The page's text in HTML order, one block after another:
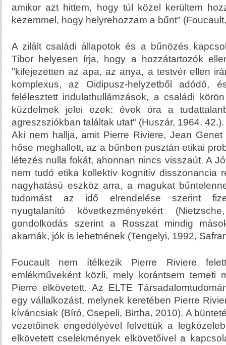
amikor azt hittem, hogy túl közel kerültem
kezemmel, hogy helyrehozzam a bűnt"
A zilált családi állapotok és a bűnözés
Tibor helyesen írja, hogy a hozzátartozók
"kifejezetten az apa, az anya, a testvér ellen
komplexus, az Oidipusz-helyzetből adódó,
felélesztett indulathullámzások, a családi
küzdelmek jelei ezek: évek óra a
agreszsziókban találtak utat" (Huszár, 1964. 42.).
Aki nem hallja, amit Pierre Riviere, Jean
hőse meghallott, az a bűnben pusztán etikai
létezés nulla fokát, ahonnan nincs visszaút. A
nem tudó etika kollektív kognitív disszonancia
nagyhatású eszköz arra, a magukat
tudomást az idő elrendelése szerint
nyugtalanító következményekért
gondolkodás szerint a Rosszat mindig
akarnák, jók is lehetnének (Tengelyi, 1992,
Foucault nem ítélkezik Pierre Riviere
emlékműveként közli, mely korántsem temeti
Pierre elkövetett. Az ELTE
egy vállalkozást, melynek keretében Pierre
kíváncsiak (Bíró, Csepeli, Birtha, 2010). A
vezetőinek engedélyével felvettük a
elkövetett cselekmények elkövetőivel a